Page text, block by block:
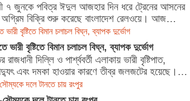
৭ জুনকে পবিত্র ঈদুল আজহার দিন ধরে ট্রেনের আসনের
অগ্রিম বিক্রি শুরু করেছে বাংলাদেশ রেলওয়ে। আজ
বিক্রি...
ভারী বৃষ্টিতে বিমান চলাচল বিঘ্ন, ব্যাপক দুর্ভোগ
ভারী বৃষ্টিতে বিমান চলাচল বিঘ্ন, ব্যাপক দুর্ভোগ
রাজধানী দিল্লি ও পার্শ্ববর্তী এলাকায় ভারী বৃষ্টিপাত,
এবং দমকা হাওয়ার কারণে তীব্র জলজটের হয়েছে।
বিমান চলাচলে...
দলে টানতে চায় রংপুর